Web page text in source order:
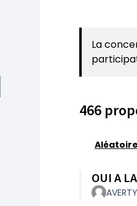
La
466
Aléatoire
OUI A
AVERTY